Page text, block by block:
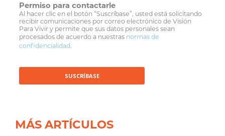
Permiso para contactarle
Al hacer clic en el botón “Suscríbase”, usted está solicitando
recibir comunicaciones por correo electrónico de Visión
Para Vivir y permite que sus datos personales sean
procesados de acuerdo a nuestras normas de
confidencialidad.
MÁS ARTÍCULOS